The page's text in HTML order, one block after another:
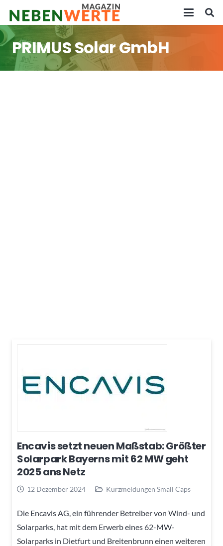
PRIMUS Solar GmbH
Encavis setzt neuen Maßstab: Größter
Solarpark Bayerns mit 62 MW geht
2025 ans Netz
12 Dezember 2024 Kurzmeldungen Small Caps
Die Encavis AG, ein führender Betreiber von Wind- und
Solarparks, hat mit dem Erwerb eines 62-MW-
Solarparks in Dietfurt und Breitenbrunn einen weiteren